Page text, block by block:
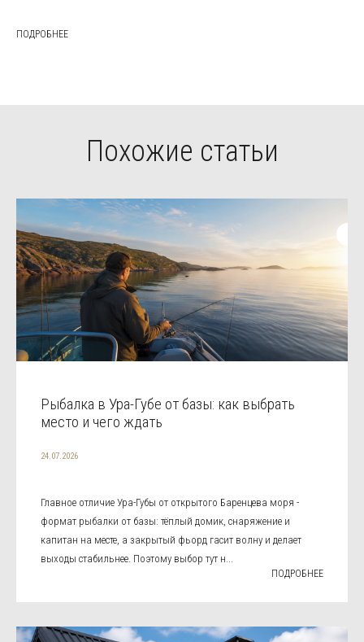
ПОДРОБНЕЕ
Похожие статьи
Рыбалка в Ура-Губе от базы: как выбрать
место и чего ждать
24.07.2026
Главное отличие Ура-Губы от открытого Баренцева моря -
формат рыбалки от базы: тёплый домик, снаряжение и
капитан на месте, а закрытый фьорд гасит волну и делает
выходы стабильнее. Поэтому выбор тут н...
ПОДРОБНЕЕ